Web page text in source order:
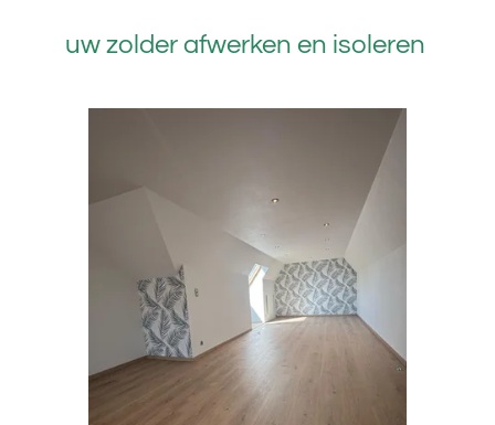
uw zolder afwerken en isoleren